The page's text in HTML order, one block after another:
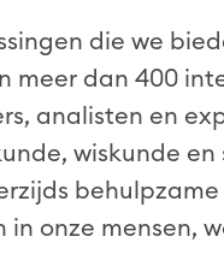
die we
meer dan 400
analisten en
wiskunde
onze mensen,